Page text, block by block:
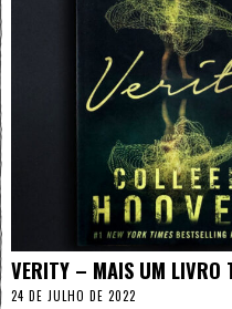
VERITY – MAIS UM LIVRO
24 DE JULHO DE 2022